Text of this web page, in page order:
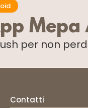
per non
Contatti